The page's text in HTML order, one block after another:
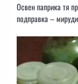
Освен паприка тя
подправка –